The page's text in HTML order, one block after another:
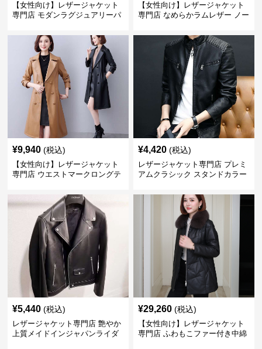
【女性向け】レザージャケット
専門店 モダンラグジュアリーパ
【女性向け】レザージャケット
専門店 なめらかラムレザー ノー
¥9,940 (税込)
【女性向け】レザージャケット
専門店 ウエストマークロングテ
¥4,420 (税込)
レザージャケット専門店 プレミ
アムクラシック スタンドカラー
¥5,440 (税込)
レザージャケット専門店 艶やか
上質メイドインジャパンライダ
¥29,260 (税込)
【女性向け】レザージャケット
専門店 ふわもこファー付き中綿